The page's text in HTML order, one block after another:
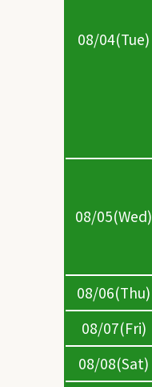
08/04(Tue)
08/05(Wed)
08/06(Thu)
08/07(Fri)
08/08(Sat)